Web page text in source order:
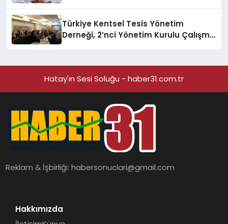
Türkiye Kentsel Tesis Yönetim
Derneği, 2’nci Yönetim Kurulu Çalışma
Hatay'ın Sesi Soluğu - haber31.com.tr
Reklam & İşbirliği:habersonuclari@gmail.com
Hakkımızda